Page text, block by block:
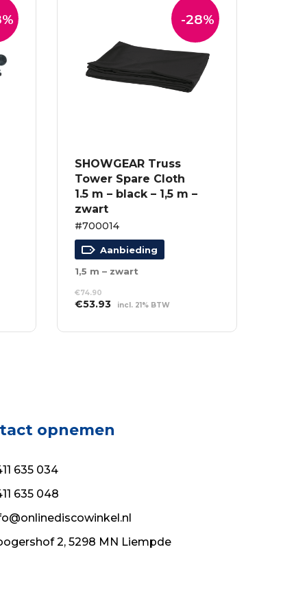
-28%
SHOWGEAR Truss
Tower Spare Cloth
1.5 m – black – 1,5 m –
zwart
#700014
Aanbieding
1,5 m – zwart
€74.90
Oorspronkelijke
was:
€53.93Huidige
is:
incl. 21% BTW
WINKELWAGEN
opnemen
635 034
635 048
2, 5298 MN Liempde